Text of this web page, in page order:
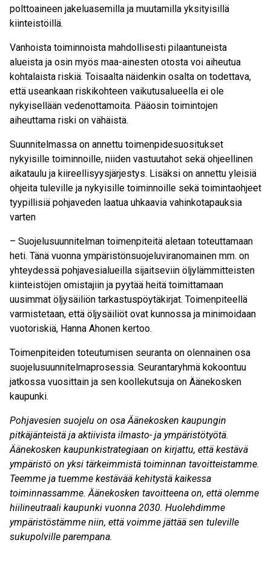
polttoaineen jakeluasemilla ja muutamilla yksityisillä
kiinteistöillä.
Vanhoista toiminnoista mahdollisesti pilaantuneista
alueista ja osin myös maa-ainesten otosta voi aiheutua
kohtalaista riskiä. Toisaalta näidenkin osalta on todettava,
että useankaan riskikohteen vaikutusalueella ei ole
nykyisellään vedenottamoita. Pääosin toimintojen
aiheuttama riski on vähäistä.
Suunnitelmassa on annettu toimenpidesuositukset
nykyisille toiminnoille, niiden vastuutahot sekä ohjeellinen
aikataulu ja kiireellisyysjärjestys. Lisäksi on annettu yleisiä
ohjeita tuleville ja nykyisille toiminnoille sekä toimintaohjeet
tyypillisiä pohjaveden laatua uhkaavia vahinkotapauksia
varten
– Suojelusuunnitelman toimenpiteitä aletaan toteuttamaan
heti. Tänä vuonna ympäristönsuojeluviranomainen mm. on
yhteydessä pohjavesialueilla sijaitseviin öljylämmitteisten
kiinteistöjen omistajiin ja pyytää heitä toimittamaan
uusimmat öljysäiliön tarkastuspöytäkirjat. Toimenpiteellä
varmistetaan, että öljysäiliöt ovat kunnossa ja minimoidaan
vuotoriskiä, Hanna Ahonen kertoo.
Toimenpiteiden toteutumisen seuranta on olennainen osa
suojelusuunnitelmaprosessia. Seurantaryhmä kokoontuu
jatkossa vuosittain ja sen koollekutsuja on Äänekosken
kaupunki.
Pohjavesien suojelu on osa Äänekosken kaupungin
pitkäjänteistä ja aktiivista ilmasto- ja ympäristötyötä.
Äänekosken kaupunkistrategiaan on kirjattu, että kestävä
ympäristö on yksi tärkeimmistä toiminnan tavoitteistamme.
Teemme ja tuemme kestävää kehitystä kaikessa
toiminnassamme. Äänekosken tavoitteena on, että olemme
hiilineutraali kaupunki vuonna 2030. Huolehdimme
ympäristöstämme niin, että voimme jättää sen tuleville
sukupolville parempana.